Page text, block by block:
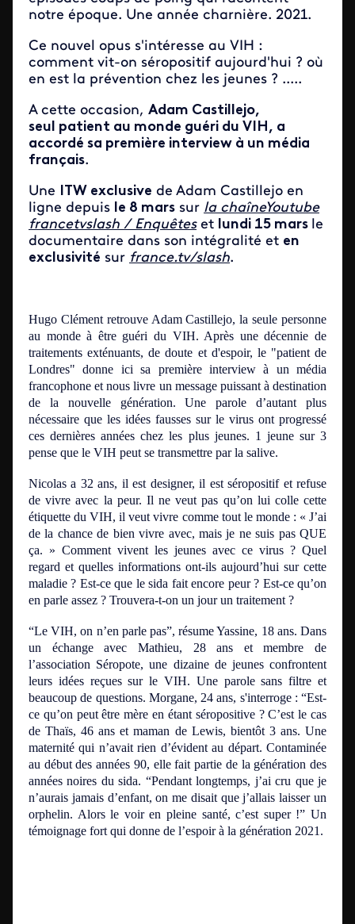
notre époque. Une année charnière. 2021.
Ce nouvel opus s'intéresse au VIH :
comment vit-on séropositif aujourd'hui ? où
en est la prévention chez les jeunes ? .....
A cette occasion, Adam Castillejo,
seul patient au monde guéri du VIH, a
accordé sa première interview à un média
français.
Une ITW exclusive de Adam Castillejo en
ligne depuis le 8 mars sur la chaîneYoutube
francetvslash / Enquêteset lundi 15 mars le
documentaire dans son intégralité et en
exclusivité sur france.tv/slash.
Hugo Clément retrouve Adam Castillejo, la seule personne
au monde à être guéri du VIH. Après une décennie de
traitements exténuants, de doute et d'espoir, le "patient de
Londres" donne ici sa première interview à un média
francophone et nous livre un message puissant à destination
de la nouvelle génération.Une parole d’autant plus
nécessaire que les idées fausses sur le virus ont progressé
ces dernières années chez les plus jeunes. 1 jeune sur 3
pense que le VIH peut se transmettre par la salive.
Nicolas a 32 ans, il est designer, il est séropositif et refuse
de vivre avec la peur. Il ne veut pas qu’on lui colle cette
étiquette du VIH, il veut vivre comme tout le monde : « J’ai
de la chance de bien vivre avec, mais je ne suis pas QUE
ça. » Comment vivent les jeunes avec ce virus ? Quel
regard et quelles informations ont-ils aujourd’hui sur cette
maladie ? Est-ce que le sida fait encore peur ? Est-ce qu’on
en parle assez ? Trouvera-t-on un jour un traitement ?
“Le VIH, on n’en parle pas”,résume Yassine, 18 ans. Dans
un échange avec Mathieu, 28 ans et membre de
l’association Séropote, une dizaine de jeunes confrontent
leurs idées reçues sur le VIH. Une parole sans filtre et
beaucoup de questions. Morgane, 24 ans, s'interroge : “Est-
ce qu’on peut être mère en étant séropositive ? C’est le cas
de Thaïs, 46 ans et maman de Lewis, bientôt 3 ans. Une
maternité qui n’avait rien d’évident au départ. Contaminée
au début des années 90, elle fait partie de la génération des
années noires du sida. “Pendant longtemps, j’ai cru que je
n’aurais jamais d’enfant, on me disait que j’allais laisser un
orphelin. Alors le voir en pleine santé, c’est super !” Un
témoignage fort qui donne de l’espoir à la génération 2021.